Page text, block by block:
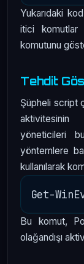
Yukarıdaki
itici komutlar
komutunu
Tehdit
Şüpheli script
aktivitesinin
yöneticileri
yöntemlere
kullanılarak
Bu komut,
olağandışı